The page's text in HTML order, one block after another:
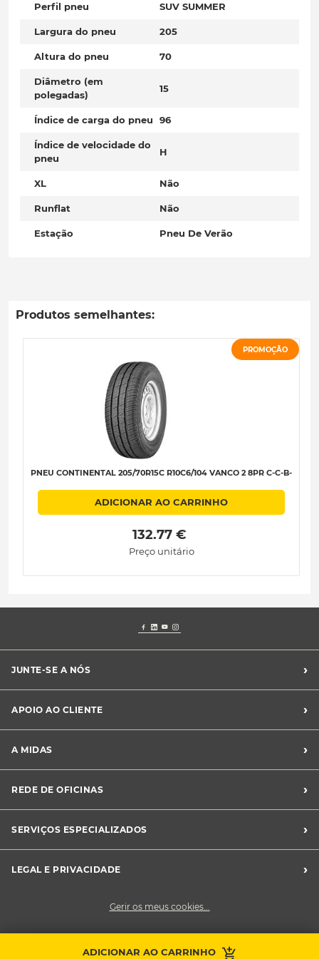
ADICIONAR AO CARRINHO
Perfil pneu SUV SUMMER
Largura do pneu 205
Altura do pneu 70
Diâmetro (em
polegadas)
15
Índice de carga do pneu 96
Índice de velocidade do
pneu
H
XL Não
Runflat Não
Estação Pneu De Verão
Produtos semelhantes:
PROMOÇÃO
PNEU CONTINENTAL 205/70R15C R10C6/104 VANCO 2 8PR C-C-B-
ADICIONAR AO CARRINHO
132.77 €
Preço unitário
JUNTE-SE A NÓS ›
Franchising Midas
APOIO AO CLIENTE ›
Livro de Reclamações
Canal de Denúncias
Perguntas Frequentes
A MIDAS ›
Sustentabilidade
Notícias Midas
REDE DE OFICINAS ›
SERVIÇOS ESPECIALIZADOS
›
LEGAL E PRIVACIDADE
›
Cookies
Gerir os meus cookies...
Faça uma marcação
Contacte a sua